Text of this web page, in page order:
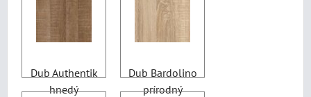
Dub Authentik
hnedý
Dub Bardolino
prírodný